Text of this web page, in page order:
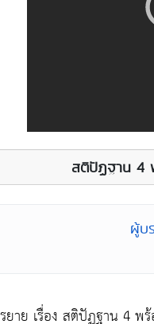
สติปัฏฐาน 4
ผู้บ
ยาย เรื่อง สติปัฏฐาน 4 พ